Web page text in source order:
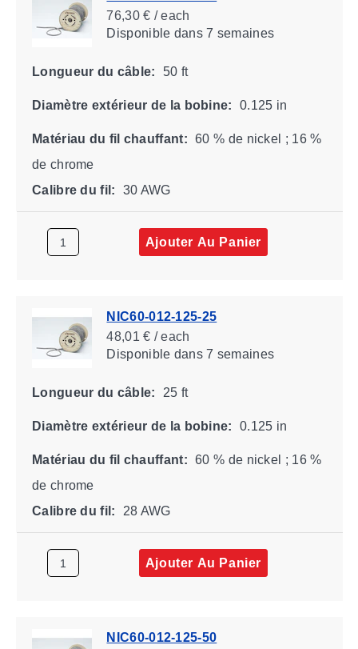
76,30 € / each
Disponibledans 7 semaines
Longueur du câble: 50 ft
Diamètre extérieur de la bobine: 0.125 in
Matériau du fil chauffant: 60 % de nickel ; 16 %
de chrome
Calibre du fil:
30 AWG
Ajouter Au Panier
NIC60-012-125-25
48,01 € / each
Disponibledans 7 semaines
Longueur du câble: 25 ft
Diamètre extérieur de la bobine: 0.125 in
Matériau du fil chauffant: 60 % de nickel ; 16 %
de chrome
Calibre du fil:
28 AWG
Ajouter Au Panier
NIC60-012-125-50